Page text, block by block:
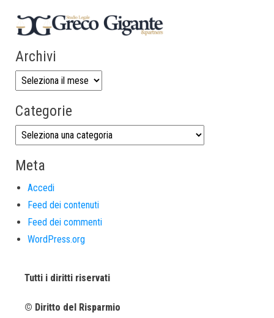
Archivi
Categorie
Meta
Accedi
Feed dei contenuti
Feed dei commenti
WordPress.org
Tutti i diritti riservati
© Diritto del Risparmio